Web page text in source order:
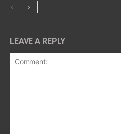
LEAVE A REPLY